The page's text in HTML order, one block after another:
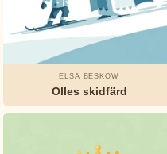
Jeanne-
Marie
Leprince
Beaumont
ELSA BESKOW
Olles skidfärd